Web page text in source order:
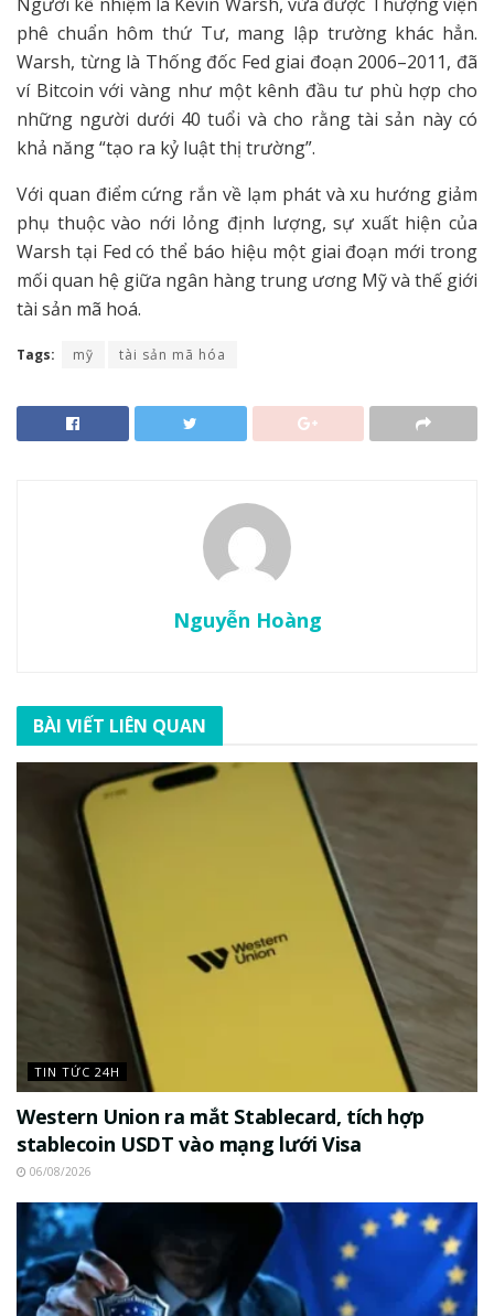
phê chuẩn hôm thứ Tư, mang lập trường khác hẳn.
Warsh, từng là Thống đốc Fed giai đoạn 2006–2011, đã
ví Bitcoin với vàng như một kênh đầu tư phù hợp cho
những người dưới 40 tuổi và cho rằng tài sản này có
khả năng “tạo ra kỷ luật thị trường”.
Với quan điểm cứng rắn về lạm phát và xu hướng giảm
phụ thuộc vào nới lỏng định lượng, sự xuất hiện của
Warsh tại Fed có thể báo hiệu một giai đoạn mới trong
mối quan hệ giữa ngân hàng trung ương Mỹ và thế giới
tài sản mã hoá.
Tags: mỹ tài sản mã hóa
Nguyễn Hoàng
BÀI VIẾT LIÊN QUAN
TIN TỨC 24H
Western Union ra mắt Stablecard, tích hợp
stablecoin USDT vào mạng lưới Visa
06/08/2026